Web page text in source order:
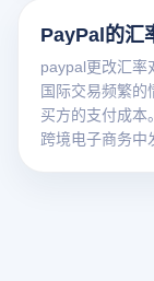
汇率。在某些情
场汇率，因此手
支付选项 用户
付货币”。
此时，您还可以
PayPal的汇
paypal更改汇率
国际交易频繁的
买方的支付成本
跨境电子商务中